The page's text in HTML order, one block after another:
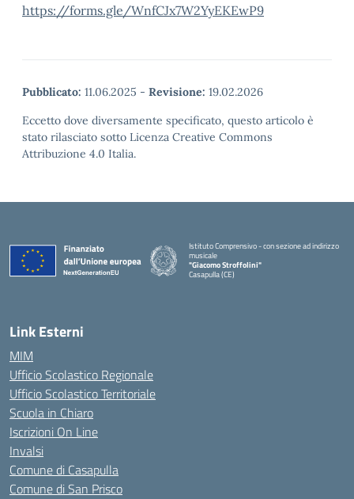
https://forms.gle/WnfCJx7W2YyEKEwP9
Pubblicato: 11.06.2025 - Revisione: 19.02.2026
Eccetto dove diversamente specificato, questo articolo è
stato rilasciato sotto Licenza Creative Commons
Attribuzione 4.0 Italia.
Istituto Comprensivo - con sezione ad indirizzo
musicale
"Giacomo Stroffolini"
Casapulla (CE)
Link Esterni
MIM
Ufficio Scolastico Regionale
Ufficio Scolastico Territoriale
Scuola in Chiaro
Iscrizioni On Line
Invalsi
Comune di Casapulla
Comune di San Prisco